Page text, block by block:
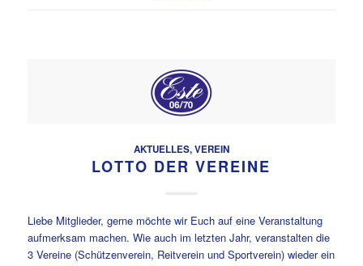
AKTUELLES,VEREIN
LOTTO DER VEREINE
Liebe Mitglieder, gerne möchte wir Euch auf eine Veranstaltung
aufmerksam machen. Wie auch im letzten Jahr, veranstalten die
3 Vereine (Schützenverein, Reitverein und Sportverein) wieder ein